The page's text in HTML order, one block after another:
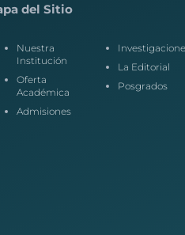
del Sitio
Nuestra
Institución
Oferta
Académica
Admisiones
La Editorial
Posgrados